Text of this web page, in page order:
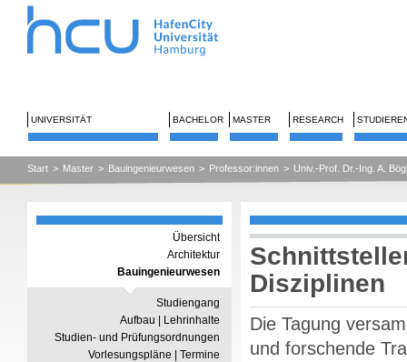
UNIVERSITÄT BACHELOR MASTER RESEARCH
Start > Master > Bauingenieurwesen > Professor:innen > Univ.-Prof. Dr.-Ing. A.
Übersicht
Architektur
Bauingenieurwesen
Studiengang
Aufbau | Lehrinhalte
Studien- und Prüfungsordnungen
Vorlesungspläne | Termine
Disziplinen
Die Tagung
und forschende